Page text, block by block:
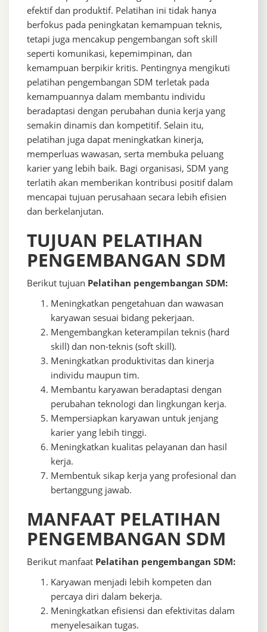
efektif dan produktif. Pelatihan ini tidak hanya
berfokus pada peningkatan kemampuan teknis,
tetapi juga mencakup pengembangan soft skill
seperti komunikasi, kepemimpinan, dan
kemampuan berpikir kritis. Pentingnya mengikuti
pelatihan pengembangan SDM terletak pada
kemampuannya dalam membantu individu
beradaptasi dengan perubahan dunia kerja yang
semakin dinamis dan kompetitif. Selain itu,
pelatihan juga dapat meningkatkan kinerja,
memperluas wawasan, serta membuka peluang
karier yang lebih baik. Bagi organisasi, SDM yang
terlatih akan memberikan kontribusi positif dalam
mencapai tujuan perusahaan secara lebih efisien
dan berkelanjutan.
TUJUAN PELATIHAN
PENGEMBANGAN SDM
Berikut tujuan Pelatihan pengembangan SDM:
Meningkatkan pengetahuan dan wawasan
karyawan sesuai bidang pekerjaan.
Mengembangkan keterampilan teknis (hard
skill) dan non-teknis (soft skill).
Meningkatkan produktivitas dan kinerja
individu maupun tim.
Membantu karyawan beradaptasi dengan
perubahan teknologi dan lingkungan kerja.
Mempersiapkan karyawan untuk jenjang
karier yang lebih tinggi.
Meningkatkan kualitas pelayanan dan hasil
kerja.
Membentuk sikap kerja yang profesional dan
bertanggung jawab.
MANFAAT PELATIHAN
PENGEMBANGAN SDM
Berikut manfaat Pelatihan pengembangan SDM:
Karyawan menjadi lebih kompeten dan
percaya diri dalam bekerja.
Meningkatkan efisiensi dan efektivitas dalam
menyelesaikan tugas.